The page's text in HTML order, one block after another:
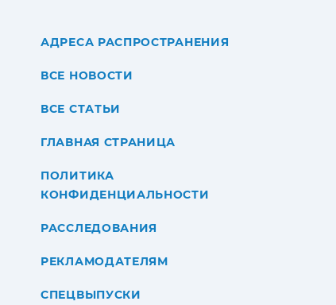
АДРЕСА РАСПРОСТРАНЕНИЯ
ВСЕ НОВОСТИ
ВСЕ СТАТЬИ
ГЛАВНАЯ СТРАНИЦА
ПОЛИТИКА
КОНФИДЕНЦИАЛЬНОСТИ
РАССЛЕДОВАНИЯ
РЕКЛАМОДАТЕЛЯМ
СПЕЦВЫПУСКИ